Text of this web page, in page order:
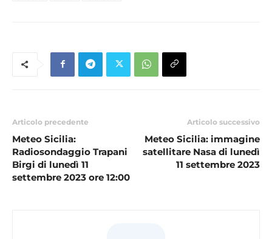
Articolo precedente
Meteo Sicilia:
Radiosondaggio Trapani
Birgi di lunedì 11
settembre 2023 ore 12:00
Articolo successivo
Meteo Sicilia: immagine
satellitare Nasa di lunedì
11 settembre 2023